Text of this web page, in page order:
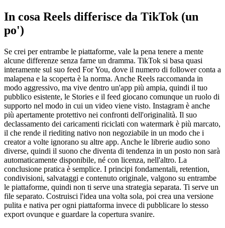
In cosa Reels differisce da TikTok (un
po')
Se crei per entrambe le piattaforme, vale la pena tenere a mente
alcune differenze senza farne un dramma. TikTok si basa quasi
interamente sul suo feed For You, dove il numero di follower conta a
malapena e la scoperta è la norma. Anche Reels raccomanda in
modo aggressivo, ma vive dentro un'app più ampia, quindi il tuo
pubblico esistente, le Stories e il feed giocano comunque un ruolo di
supporto nel modo in cui un video viene visto. Instagram è anche
più apertamente protettivo nei confronti dell'originalità. Il suo
declassamento dei caricamenti riciclati con watermark è più marcato,
il che rende il riediting nativo non negoziabile in un modo che i
creator a volte ignorano su altre app. Anche le librerie audio sono
diverse, quindi il suono che diventa di tendenza in un posto non sarà
automaticamente disponibile, né con licenza, nell'altro. La
conclusione pratica è semplice. I principi fondamentali, retention,
condivisioni, salvataggi e contenuto originale, valgono su entrambe
le piattaforme, quindi non ti serve una strategia separata. Ti serve un
file separato. Costruisci l'idea una volta sola, poi crea una versione
pulita e nativa per ogni piattaforma invece di pubblicare lo stesso
export ovunque e guardare la copertura svanire.